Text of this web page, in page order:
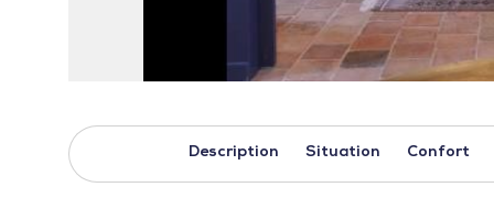
Description Situation Confort